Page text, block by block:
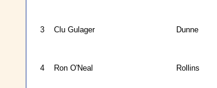
3 Clu Gulager Dunne
4 Ron O'Neal Rollins